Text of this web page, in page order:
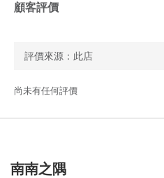
顧客評價
尚未有任何評價
南南之隅